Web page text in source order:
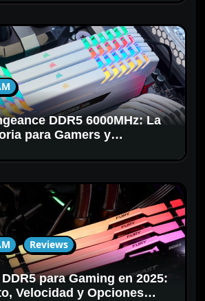
DDR5 6000MHz: La
para Gamers y
Reviews
para Gaming en 2025:
Velocidad y Opciones